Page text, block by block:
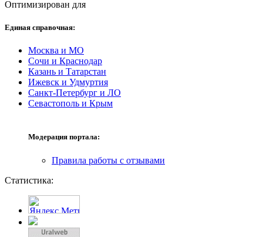
Оптимизирован для
Единая справочная:
Москва и МО
Сочи и Краснодар
Казань и Татарстан
Ижевск и Удмуртия
Санкт-Петербург и ЛО
Севастополь и Крым
Модерация портала:
Правила работы с отзывами
Статистика: